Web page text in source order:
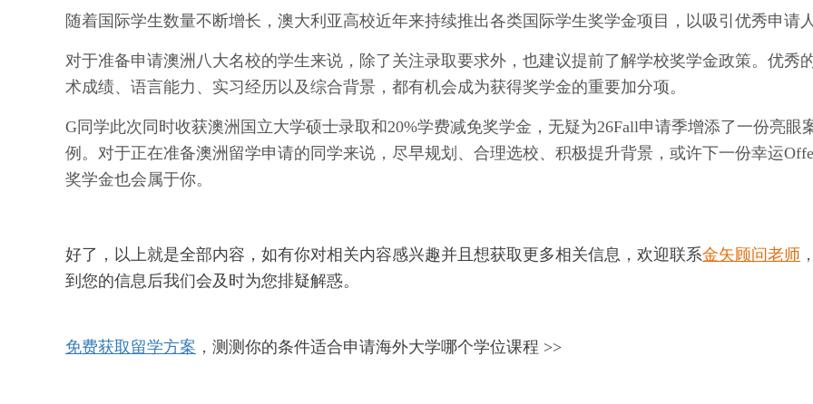
随着国际学生数量不断增长，澳大利亚高校近年来持续推出各类国际学生奖学金项目，以吸引优秀申请人
对于准备申请澳洲八大名校的学生来说，除了关注录取要求外，也建议提前了解学校奖学金政策。优秀
术成绩、语言能力、实习经历以及综合背景，都有机会成为获得奖学金的重要加分项。
G同学此次同时收获澳洲国立大学硕士录取和20%学费减免奖学金，无疑为26Fall申请季增添了一份亮眼
例。对于正在准备澳洲留学申请的同学来说，尽早规划、合理选校、积极提升背景，或许下一份幸运
奖学金也会属于你。
好了，以上就是全部内容，如有你对相关内容感兴趣并且想获取更多相关信息，欢迎联系金矢顾问老师 ，
到您的信息后我们会及时为您排疑解惑。
免费获取留学方案 ， 测测你的条件适合申请海外大学哪个学位课程 >>